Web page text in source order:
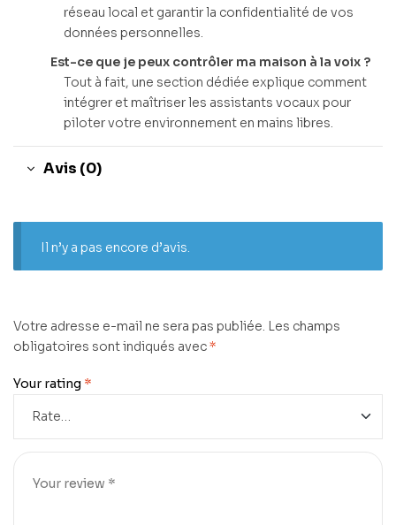
réseau local et garantir la confidentialité de vos
données personnelles.
Est-ce que je peux contrôler ma maison à la voix ?
Tout à fait, une section dédiée explique comment
intégrer et maîtriser les assistants vocaux pour
piloter votre environnement en mains libres.
Avis (0)
Il n’y a pas encore d’avis.
Votre adresse e-mail ne sera pas publiée. Les champs
obligatoires sont indiqués avec*
Your rating *